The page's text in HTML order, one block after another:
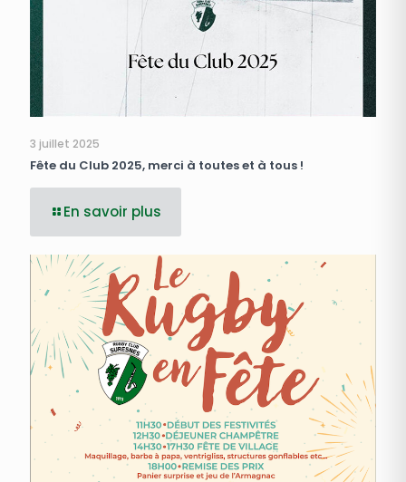
3 juillet 2025
Fête du Club 2025, merci à toutes et à tous !
En savoir plus